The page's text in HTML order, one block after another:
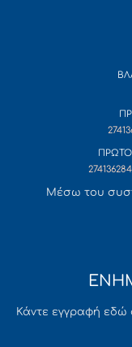
Mέσω του
Κάντε εγγραφή εδώ